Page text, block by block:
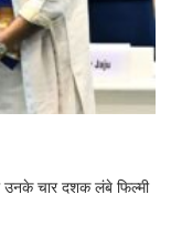
उनके चार दशक लंबे फिल्मी